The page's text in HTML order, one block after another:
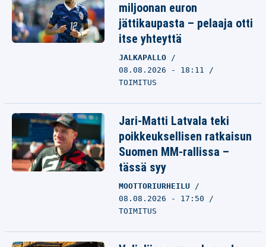
miljoonan euron
jättikaupasta – pelaaja otti
itse yhteyttä
JALKAPALLO
08.08.2026 - 18:11
TOIMITUS
Jari-Matti Latvala teki
poikkeuksellisen ratkaisun
Suomen MM-rallissa –
tässä syy
MOOTTORIURHEILU
08.08.2026 - 17:50
TOIMITUS